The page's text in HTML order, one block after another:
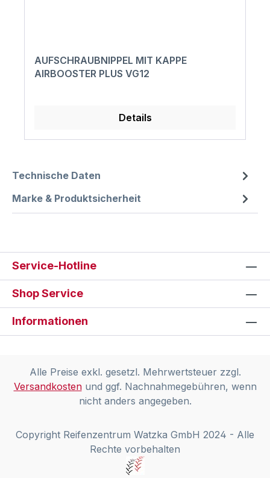
AUFSCHRAUBNIPPEL MIT KAPPE
AIRBOOSTER PLUS VG12
Details
Technische Daten
Marke & Produktsicherheit
Service-Hotline
Shop Service
Informationen
Alle Preise exkl. gesetzl. Mehrwertsteuer zzgl.
Versandkostenund ggf. Nachnahmegebühren, wenn
nicht anders angegeben.
Copyright Reifenzentrum Watzka GmbH 2024 - Alle
Rechte vorbehalten